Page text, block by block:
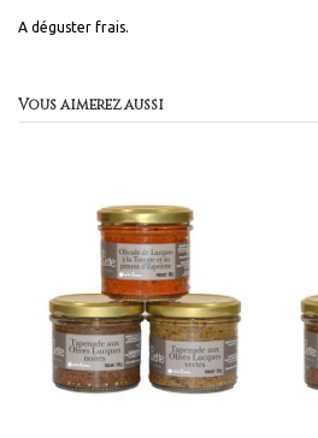
A déguster frais.
Vous aimerez aussi